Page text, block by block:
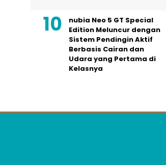
nubia Neo 5 GT Special
Edition Meluncur dengan
Sistem Pendingin Aktif
Berbasis Cairan dan
Udara yang Pertama di
Kelasnya